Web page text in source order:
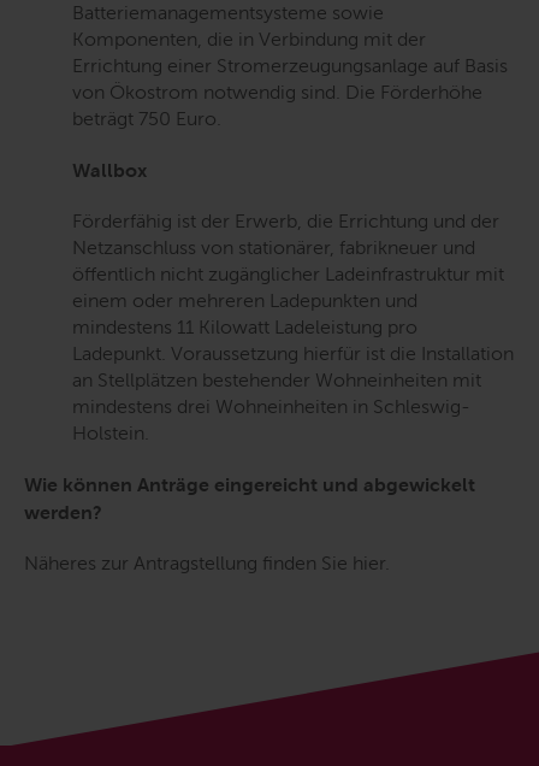
Batteriemanagementsysteme sowie
Komponenten, die in Verbindung mit der
Errichtung einer Stromerzeugungsanlage auf Basis
von Ökostrom notwendig sind. Die Förderhöhe
beträgt 750 Euro.
Wallbox
Förderfähig ist der Erwerb, die Errichtung und der
Netzanschluss von stationärer, fabrikneuer und
öffentlich nicht zugänglicher Ladeinfrastruktur mit
einem oder mehreren Ladepunkten und
mindestens 11 Kilowatt Ladeleistung pro
Ladepunkt. Voraussetzung hierfür ist die Installation
an Stellplätzen bestehender Wohneinheiten mit
mindestens drei Wohneinheiten in Schleswig-
Holstein.
Wie können Anträge eingereicht und abgewickelt
werden?
Näheres zur Antragstellung finden Sie hier.